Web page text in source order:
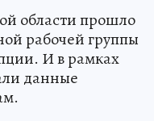
области прошло
рабочей группы
И в рамках
данные